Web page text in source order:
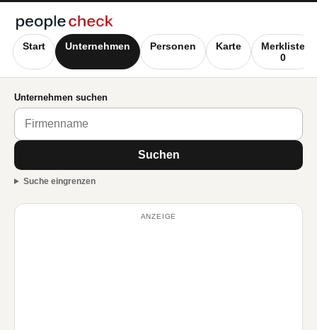
Start Unternehmen Personen Karte
Merkliste
0
Unternehmen suchen
Suchen
Suche eingrenzen
ANZEIGE